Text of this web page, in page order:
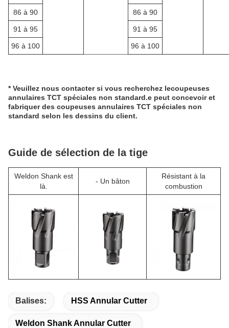
86 à 90 86 à 90
91 à 95 91 à 95
96 à 100 96 à 100
* Veuillez nous contacter si vous recherchez lecoupeuses
annulaires TCT spéciales non standard.e peut concevoir et
fabriquer des coupeuses annulaires TCT spéciales non
standard selon les dessins du client.
Guide de sélection de la tige
Weldon Shank est
là.
- Un bâton
Résistant à la
combustion
Balises: HSS Annular Cutter
Weldon Shank Annular Cutter